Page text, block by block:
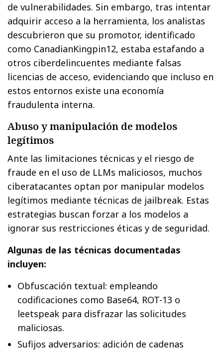
de vulnerabilidades. Sin embargo, tras intentar
adquirir acceso a la herramienta, los analistas
descubrieron que su promotor, identificado
como CanadianKingpin12, estaba estafando a
otros ciberdelincuentes mediante falsas
licencias de acceso, evidenciando que incluso en
estos entornos existe una economía
fraudulenta interna.
Abuso y manipulación de modelos
legítimos
Ante las limitaciones técnicas y el riesgo de
fraude en el uso de LLMs maliciosos, muchos
ciberatacantes optan por manipular modelos
legítimos mediante técnicas de jailbreak. Estas
estrategias buscan forzar a los modelos a
ignorar sus restricciones éticas y de seguridad.
Algunas de las técnicas documentadas
incluyen:
Obfuscación textual: empleando
codificaciones como Base64, ROT-13 o
leetspeak para disfrazar las solicitudes
maliciosas.
Sufijos adversarios: adición de cadenas